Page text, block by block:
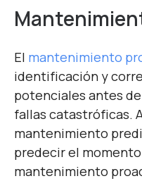
El mantenimiento
identificación y
potenciales antes
fallas catastróficas.
mantenimiento
predecir el
mantenimiento